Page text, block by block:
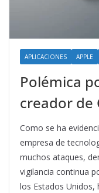
APLICACIONES APPLE
Polémica
creador de
Como se ha
empresa de
muchos ataques,
vigilancia continua
los Estados Unidos,